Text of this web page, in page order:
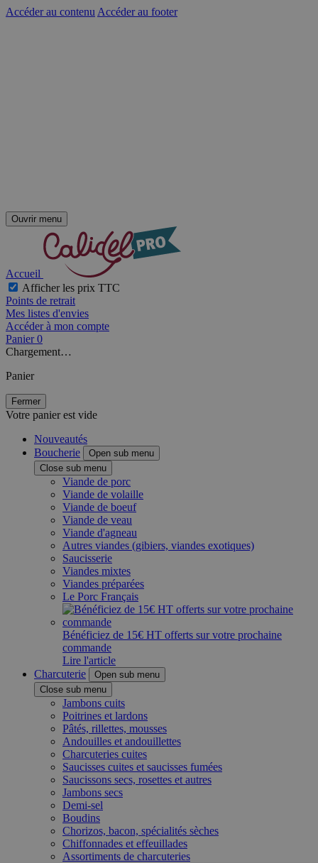
Accéder au contenu Accéder au footer
Ouvrir menu
Accueil
Afficher les prix TTC
Points de retrait
Mes listes d'envies
Accéder à mon compte
Panier 0
Chargement…
Panier
Fermer
Votre panier est vide
Nouveautés
Boucherie
Open sub menu
Close sub menu
Viande de porc
Viande de volaille
Viande de boeuf
Viande de veau
Viande d'agneau
Autres viandes (gibiers, viandes exotiques)
Saucisserie
Viandes mixtes
Viandes préparées
Le Porc Français
Bénéficiez de 15€ HT offerts sur votre prochaine
commande
Lire l'article
Charcuterie
Open sub menu
Close sub menu
Jambons cuits
Poitrines et lardons
Pâtés, rillettes, mousses
Andouilles et andouillettes
Charcuteries cuites
Saucisses cuites et saucisses fumées
Saucissons secs, rosettes et autres
Jambons secs
Demi-sel
Boudins
Chorizos, bacon, spécialités sèches
Chiffonnades et effeuillades
Assortiments de charcuteries